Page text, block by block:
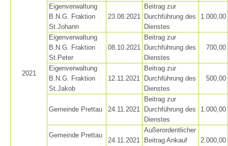
Training
2021
Eigenverwaltung
B.N.G. Fraktion
St.Johann
23.08.2021
Beitrag zur
Durchführung des
Dienstes
1.000,00
Eigenverwaltung
B.N.G. Fraktion
St.Peter
08.10.2021
Beitrag zur
Durchführung des
Dienstes
700,00
Eigenverwaltung
B.N.G. Fraktion
St.Jakob
12.11.2021
Beitrag zur
Durchführung des
Dienstes
500,00
Gemeinde Prettau 24.11.2021
Beitrag zur
Durchführung des
Dienstes
1.000,00
Gemeinde Prettau
24.11.2021
Außerordentlicher
Beitrag Ankauf
2.000,00